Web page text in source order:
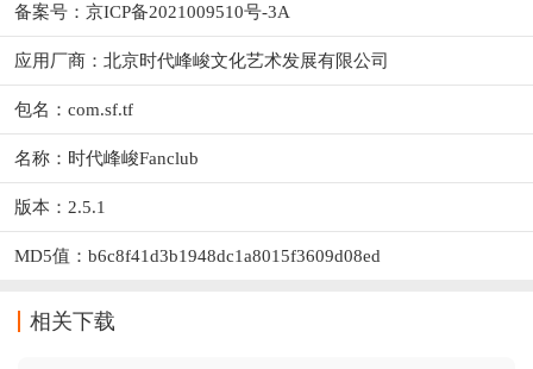
备案号：京ICP备2021009510号-3A
应用厂商： 北京时代峰峻文化艺术发展有限公司
包名：com.sf.tf
名称：时代峰峻Fanclub
版本：2.5.1
MD5值：b6c8f41d3b1948dc1a8015f3609d08ed
相关下载